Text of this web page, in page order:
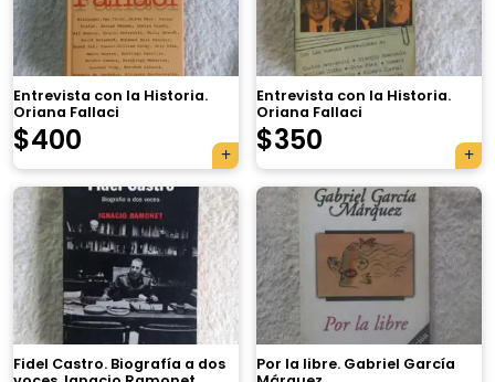
Entrevista con la Historia.
Oriana Fallaci
$400
Entrevista con la Historia.
Oriana Fallaci
$350
Fidel Castro. Biografía a dos
Por la libre. Gabriel García